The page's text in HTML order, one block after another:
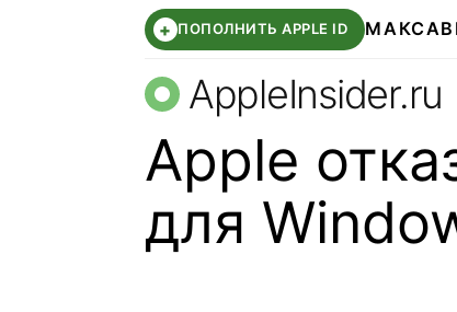
+ ПОПОЛНИТЬ APPLE ID МАКС
AppleInsider.ru
Apple
для